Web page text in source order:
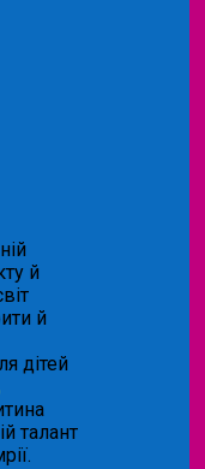
й
й
дітей
талант